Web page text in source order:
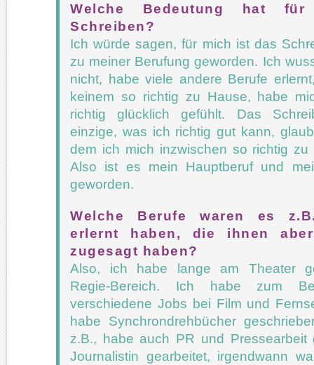
Welche Bedeutung hat
Schreiben?
Ich würde sagen, für mich ist das
zu meiner Berufung geworden. Ich
nicht, habe viele andere Berufe
keinem so richtig zu Hause, habe
richtig glücklich gefühlt. Das
einzige, was ich richtig gut kann,
dem ich mich inzwischen so richtig zu
Also ist es mein Hauptberuf und
geworden.
Welche Berufe waren es
erlernt haben, die ihnen
zugesagt haben?
Also, ich habe lange am Theater
Regie-Bereich. Ich habe zum
verschiedene Jobs bei Film und
habe Synchrondrehbücher
z.B., habe auch PR und Pressearbeit
Journalistin gearbeitet, irgendwann